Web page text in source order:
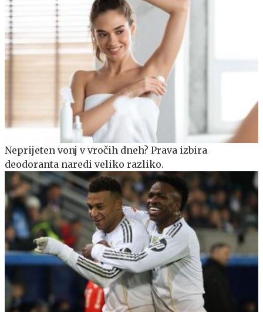
Neprijeten vonj v vročih dneh? Prava izbira
deodoranta naredi veliko razliko.